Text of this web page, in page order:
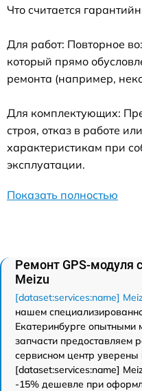
Что считается
Для работ: Повторное
который прямо
ремонта (например,
Для комплектующих:
строя, отказ в работе
характеристикам при
эксплуатации.
Показать полностью
Ремонт GPS-модуля
Meizu
[dataset:services:name]
нашем
Екатеринбурге опытными
запчасти
сервисном центр
[dataset:services:name]
-15% дешевле при